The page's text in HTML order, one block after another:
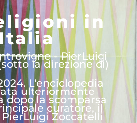
in
- PierLuigi
la direzione di)
L'enciclopedia
ulteriormente
dopo la scomparsa
curatore, il
Zoccatelli